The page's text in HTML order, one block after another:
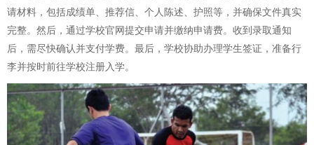
请材料，包括成绩单、推荐信、个人陈述、护照等，并确保文件真实
完整。然后，通过学校官网提交申请并缴纳申请费。收到录取通知
后，需尽快确认并支付学费。最后，学校协助办理学生签证，准备行
李并按时前往学校注册入学。